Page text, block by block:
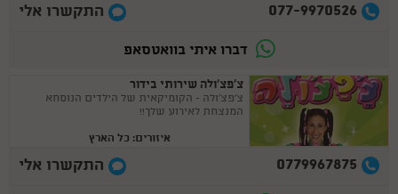
077-9970526 התקשרו אלי
דברו איתי בוואטסאפ
צ'פצ'ולה שירותי בידור
צ'פצ'ולה - הקומיקאית של הילדים הנוסחא
המנצחת לאירוע שלך!!
איזורים: כל הארץ
0779967875 התקשרו אלי